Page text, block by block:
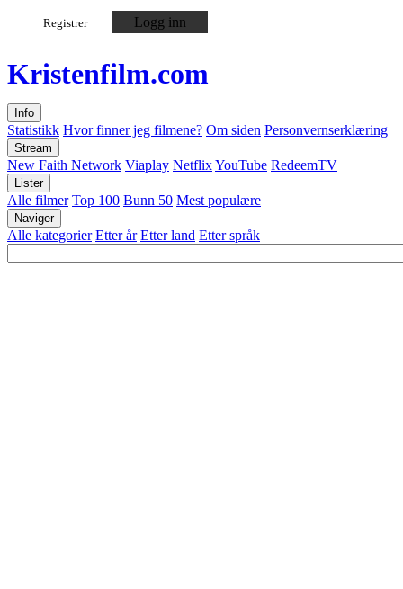
Registrer Logg inn
Kristenfilm.com
Info
Statistikk Hvor finner jeg filmene? Om siden Personvernserklæring
Stream
New Faith Network Viaplay NetflixYouTube RedeemTV
Lister
Alle filmer Top 100 Bunn 50 Mest populære
Naviger
Alle kategorier Etter år Etter land Etter språk